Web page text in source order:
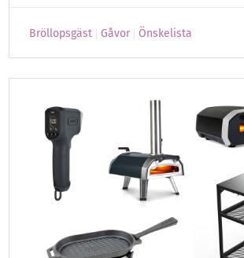
Bröllopsgäst Gåvor Önskelista